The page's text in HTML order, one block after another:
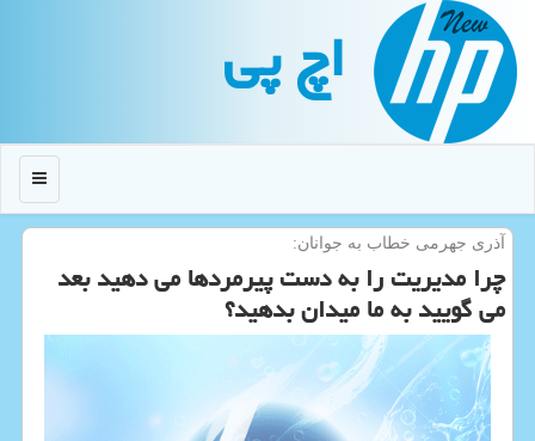
اچ پی
منو
آذری جهرمی خطاب به جوانان:
چرا مدیریت را به دست پیرمردها می دهید بعد
می گویید به ما میدان بدهید؟